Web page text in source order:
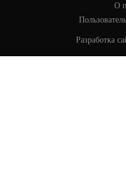
О
Разработка